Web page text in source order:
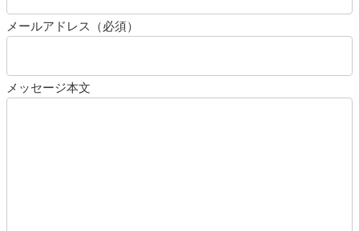
メールアドレス（必須）
メッセージ本文